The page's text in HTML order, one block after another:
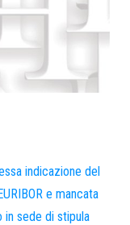
indicazione del
e mancata
in sede di stipula